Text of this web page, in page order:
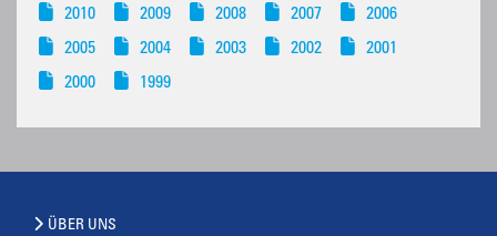
2010
2009 2008 2007
2006
2005
2004 2003 2002
2001
2000
1999
ÜBER UNS